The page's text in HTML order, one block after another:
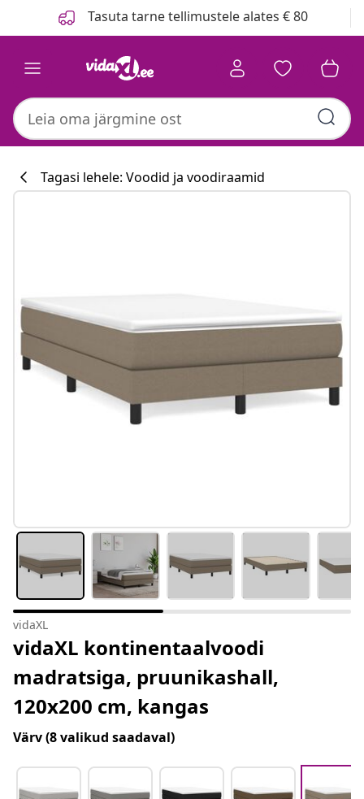
Tasuta tarne tellimustele alates € 80
#sharemevidaxl
Tagasi lehele: Voodid ja voodiraamid
vidaXL
vidaXL kontinentaalvoodi
madratsiga, pruunikashall,
120x200 cm, kangas
Värv(8 valikud saadaval)